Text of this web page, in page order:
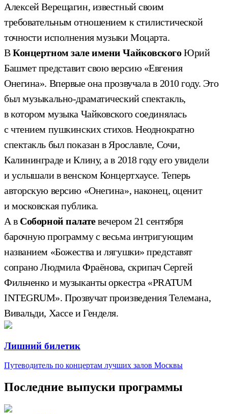
Алексей Верещагин, известный своим
требовательным отношением к стилистической
точности исполнения музыки Моцарта.
ВКонцертном зале имени ЧайковскогоЮрий
Башмет представит свою версию «Евгения
Онегина». Впервые она прозвучала в 2010 году. Это
был музыкально-драматический спектакль,
в котором музыка Чайковского соединялась
с чтением пушкинских стихов. Неоднократно
спектакль был показан в Ярославле, Сочи,
Калининграде и Клину, а в 2018 году его увидели
и услышали в венском Концертхаусе. Теперь
авторскую версию «Онегина», наконец, оценит
и московская публика.
А в Соборной палатевечером 21 сентября
барочную программу с весьма интригующим
названием «Божества и лягушки» представят
сопрано Людмила Фраёнова, скрипач Сергей
Фильченко и музыканты оркестра «PRATUM
INTEGRUM». Прозвучат произведения Телемана,
Вивальди, Хассе и Генделя.
Лишний билетик
Путеводитель по концертам лучших залов Москвы
Последние выпуски программы